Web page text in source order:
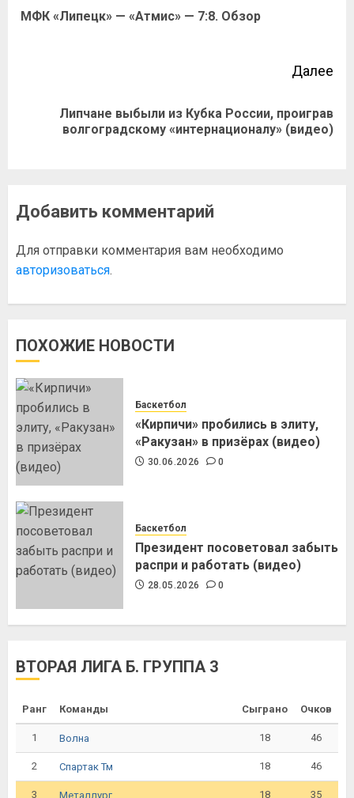
МФК «Липецк» — «Атмис» — 7:8. Обзор
Далее
Липчане выбыли из Кубка России, проиграв
волгоградскому «интернационалу» (видео)
Добавить комментарий
Для отправки комментария вам необходимо
авторизоваться.
ПОХОЖИЕ НОВОСТИ
Баскетбол
«Кирпичи» пробились в элиту,
«Ракузан» в призёрах (видео)
30.06.2026 0
Баскетбол
Президент посоветовал забыть
распри и работать (видео)
28.05.2026 0
ВТОРАЯ ЛИГА Б. ГРУППА 3
Ранг Команды Сыграно Очков
1 Волна 18 46
2 Спартак Тм 18 46
3 Металлург 18 35